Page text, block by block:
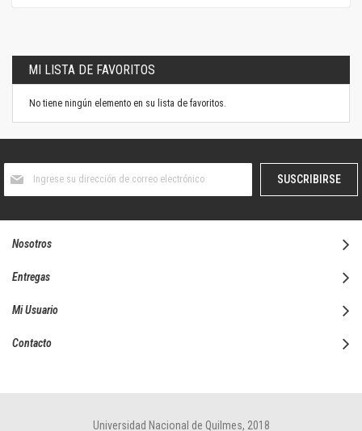
MI LISTA DE FAVORITOS
No tiene ningún elemento en su lista de favoritos.
boletín
SUSCRIBIRSE
Nosotros
Entregas
Mi Usuario
Contacto
Universidad Nacional de Quilmes, 2018